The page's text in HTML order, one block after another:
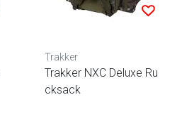
Trakker
Trakker NXC Deluxe Ru
cksack